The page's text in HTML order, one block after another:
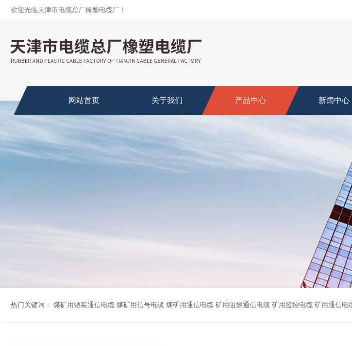
欢迎光临天津市电缆总厂橡塑电缆厂！
网站首页 关于我们 产品中心 新闻中心
热门关键词： 煤矿用铠装通信电缆 煤矿用信号电缆 煤矿用通信电缆 矿用阻燃通信电缆 矿用监控电缆 矿用通信电缆 橡套软电缆YZ-3*1.5+1 YCW橡胶电缆3*10+1*6 船用橡套软电缆CEFR-3*2.5 煤矿用移动橡套软电缆MY3*4+1*4 阻燃屏蔽计算机电缆ZR-DJYPVP 2*2*0.75 ZR-DJYVP阻燃计算机电缆3*2*1.0 矿用阻燃控制电缆MKYJV-3*1.5 铠装阻燃矿用控制电缆MKYJV32 MKYJVP22矿用